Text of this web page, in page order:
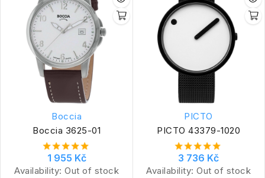
Boccia
Boccia 3625-01
1 955 Kč
Availability: Out of stock
PICTO
PICTO 43379-1020
3 736 Kč
Availability: Out of stock